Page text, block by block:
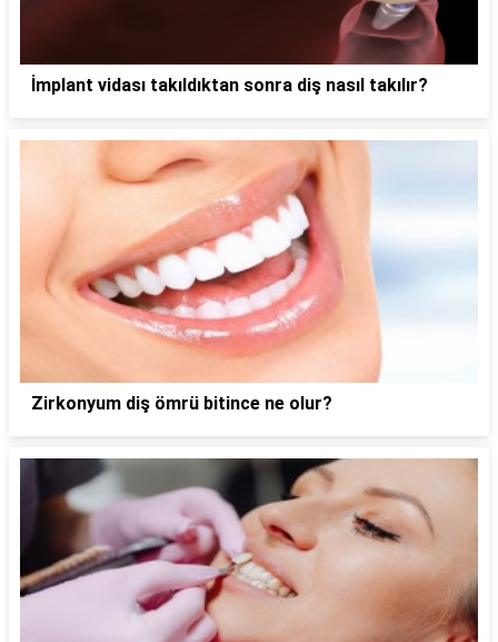
İmplant vidası takıldıktan sonra diş nasıl takılır?
Zirkonyum diş ömrü bitince ne olur?